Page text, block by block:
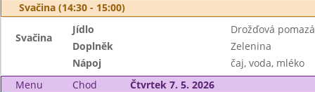
Svačina (14:30 - 15:00)
Svačina
Jídlo
Drožďová
Doplněk
Zelenina
Nápoj
čaj, voda, mléko
Menu
Chod
Čtvrtek 7. 5. 2026